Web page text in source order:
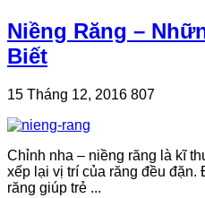
Niềng Răng –
Biết
15 Tháng 12, 2016 807
Chỉnh nha – niềng răng là kĩ
xếp lại vị trí của răng đều đặn.
răng giúp trẻ ...